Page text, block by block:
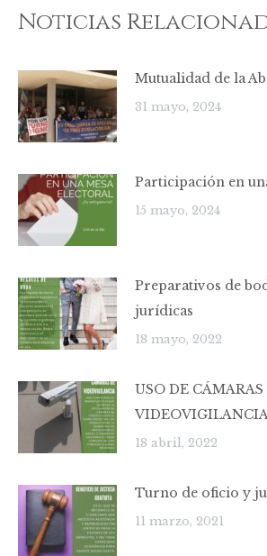
Noticias
Mutualidad de la
31 mayo, 2024
Participación en
15 mayo, 2024
Preparativos de
jurídicas
18 mayo, 2022
USO DE CÁMARAS
18 abril, 2022
Turno de oficio y
11 marzo, 2021